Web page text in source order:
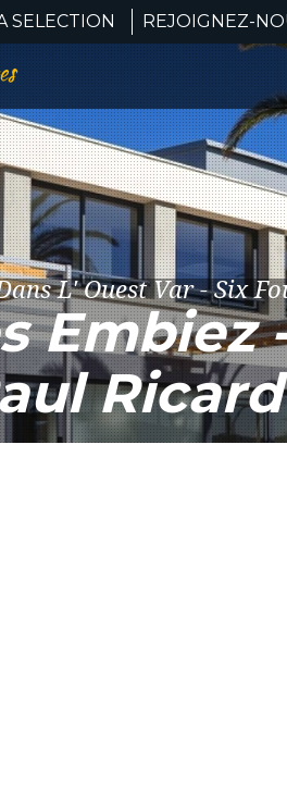
SELECTION REJOIGNEZ-
L' Ouest Var - Six
Embiez
Ricard